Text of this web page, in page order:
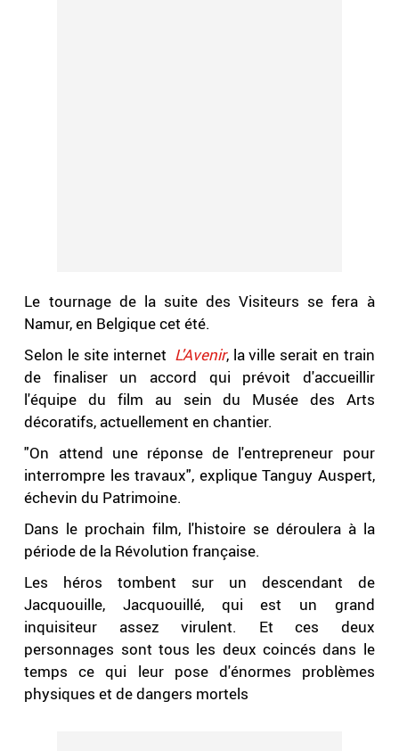
Le tournage de la suite des Visiteurs se fera à
Namur, en Belgique cet été.
Selon le site internet L'Avenir, la ville serait en train
de finaliser un accord qui prévoit d'accueillir
l'équipe du film au sein du Musée des Arts
décoratifs, actuellement en chantier.
"On attend une réponse de l'entrepreneur pour
interrompre les travaux", explique Tanguy Auspert,
échevin du Patrimoine.
Dans le prochain film, l'histoire se déroulera à la
période de la Révolution française.
Les héros tombent sur un descendant de
Jacquouille, Jacquouillé, qui est un grand
inquisiteur assez virulent. Et ces deux
personnages sont tous les deux coincés dans le
temps ce qui leur pose d'énormes problèmes
physiques et de dangers mortels